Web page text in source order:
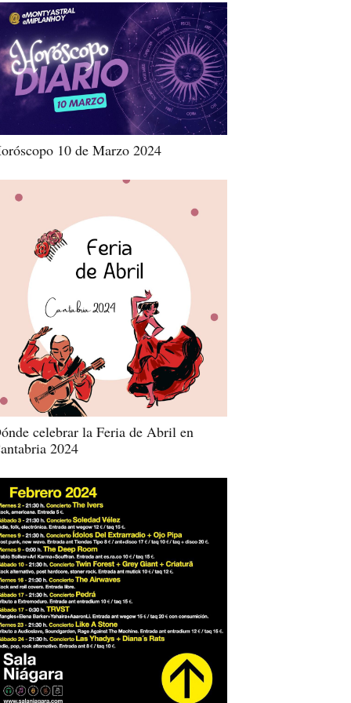
10 de Marzo 2024
celebrar la Feria de Abril en
2024